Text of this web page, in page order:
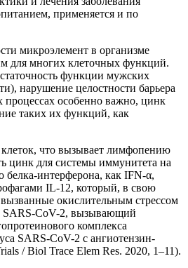
применяется и по
микроэлемент в организме
для многих клеточных функций.
функции мужских
нарушение целостности барьера
процессах особенно важно, цинк
таких их функций, как
что вызывает лимфопению
цинк для системы иммунитета на
белка-интерферона, как IFN-α,
IL-12, который, в свою
окислительным стрессом
SARS-CoV-2, вызывающий
комплекса
SARS-CoV-2 с ангиотензин-
/ Biol Trace Elem Res. 2020, 1–11).